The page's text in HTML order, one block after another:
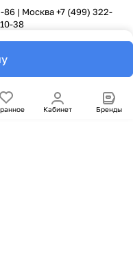
Кабинет Бренды
86 | Москва+7 (499) 322-
38